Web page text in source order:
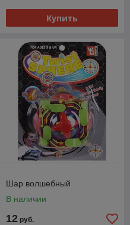
Купить
Шар волшебный
В наличии
12 руб.